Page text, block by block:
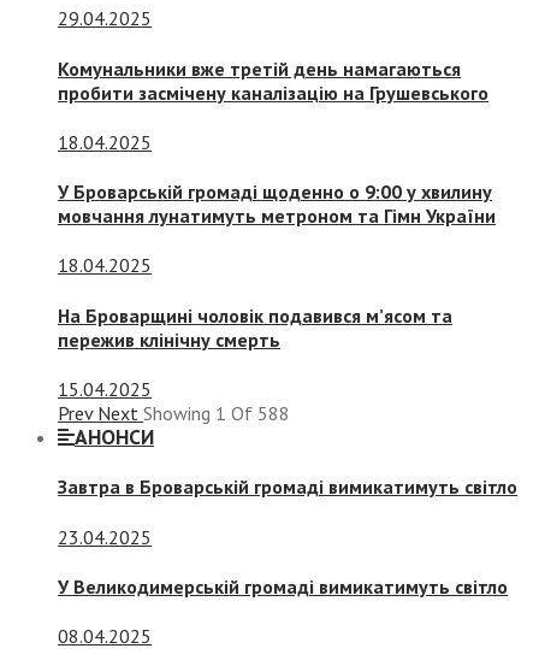
29.04.2025
Комунальники вже третій день намагаються
пробити засмічену каналізацію на Грушевського
18.04.2025
У Броварській громаді щоденно о 9:00 у хвилину
мовчання лунатимуть метроном та Гімн України
18.04.2025
На Броварщині чоловік подавився м’ясом та
пережив клінічну смерть
15.04.2025
Prev Next Showing 1 Of 588
АНОНСИ
Завтра в Броварській громаді вимикатимуть світло
23.04.2025
У Великодимерській громаді вимикатимуть світло
08.04.2025